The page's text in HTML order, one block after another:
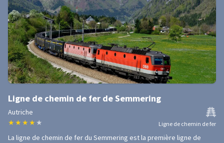
Ligne de chemin de fer de Semmering
Autriche
★ ★ ★ ★ ★ Ligne de chemin de fer
La ligne de chemin de fer du Semmering est la première ligne de